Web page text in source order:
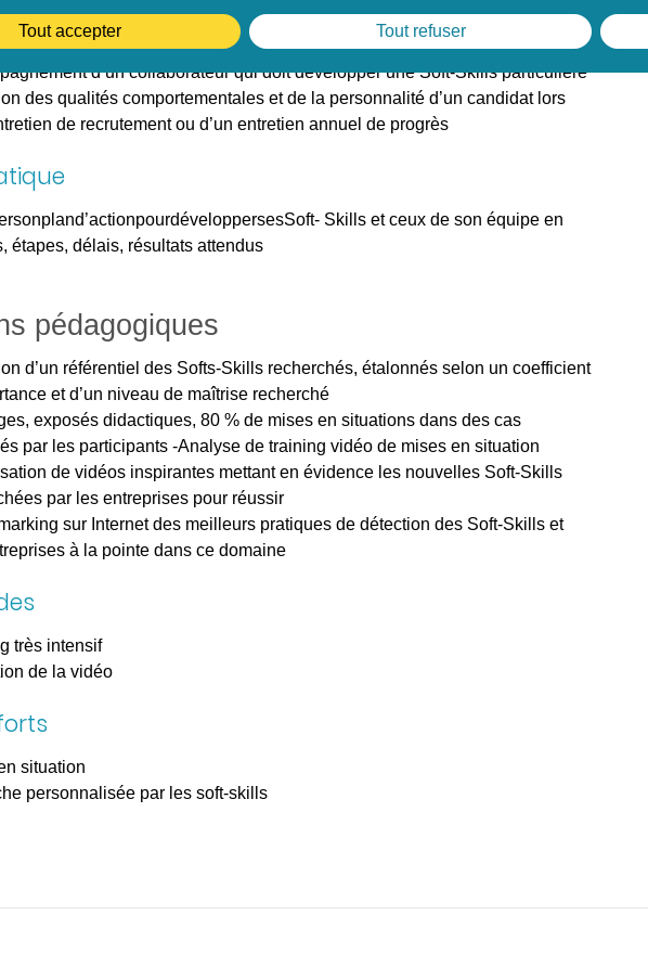
situation
d’un collaborateur qui doit développer une Soft-Skills particulière
des qualités comportementales et de la personnalité d’un candidat lors
de recrutement ou d’un entretien annuel de progrès
Skills et ceux de son équipe en
étapes, délais, résultats attendus
pédagogiques
d’un référentiel des Softs-Skills recherchés, étalonnés selon un coefficient
et d’un niveau de maîtrise recherché
exposés didactiques, 80 % de mises en situations dans des cas
par les participants -Analyse de training vidéo de mises en situation
de vidéos inspirantes mettant en évidence les nouvelles Soft-Skills
par les entreprises pour réussir
sur Internet des meilleurs pratiques de détection des Soft-Skills et
à la pointe dans ce domaine
très intensif
de la vidéo
situation
personnalisée par les soft-skills
Tout accepter Tout refuser